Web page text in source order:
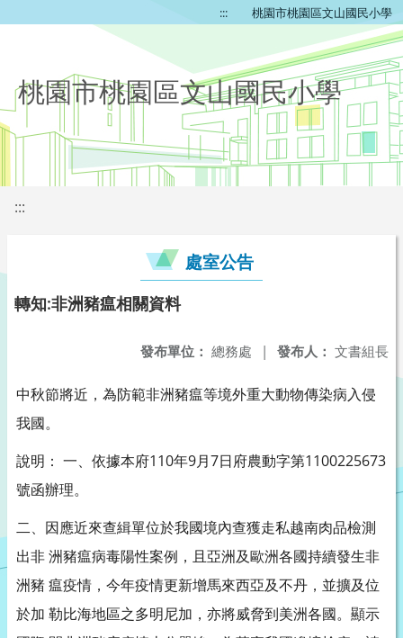
::: 桃園市桃園區文山國民小學
桃園市桃園區文山國民小學
:::
處室公告
轉知:非洲豬瘟相關資料
發布人： 文書組長
發布單位： 總務處 |
中秋節將近，為防範非洲豬瘟等境外重大動物傳染病入侵
我國。
說明： 一、依據本府110年9月7日府農動字第1100225673
號函辦理。
二、因應近來查緝單位於我國境內查獲走私越南肉品檢測
出非 洲豬瘟病毒陽性案例，且亞洲及歐洲各國持續發生非
洲豬 瘟疫情，今年疫情更新增馬來西亞及不丹，並擴及位
於加 勒比海地區之多明尼加，亦將威脅到美洲各國。顯示